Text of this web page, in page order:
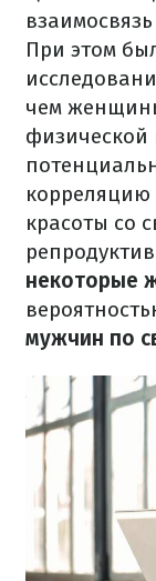
При этом
чем
физической
красоты со
некоторые
мужчин по